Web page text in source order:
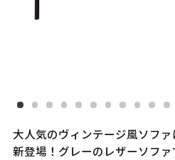
大人気のヴィンテージ風ソフ
新登場！グレーのレザーソファ